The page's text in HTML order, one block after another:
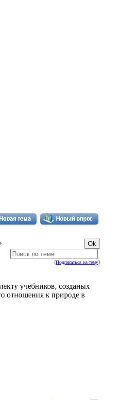
[Подписаться на тему]
учебников, созданых
отношения к природе в